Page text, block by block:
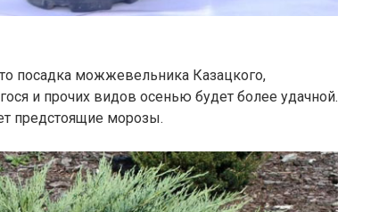
посадка можжевельника Казацкого,
и прочих видов осенью будет более удачной.
предстоящие морозы.